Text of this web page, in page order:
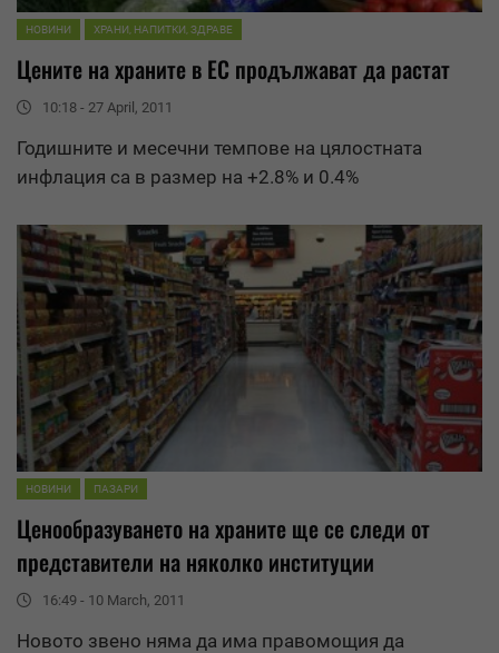
НОВИНИ ХРАНИ, НАПИТКИ, ЗДРАВЕ
Цените на храните в ЕС продължават да растат
10:18 - 27 April, 2011
Годишните и месечни темпове на цялостната
инфлация са в размер на +2.8% и 0.4%
НОВИНИ ПАЗАРИ
Ценообразуването на храните ще се следи от
представители на няколко институции
16:49 - 10 March, 2011
Новото звено няма да има правомощия да